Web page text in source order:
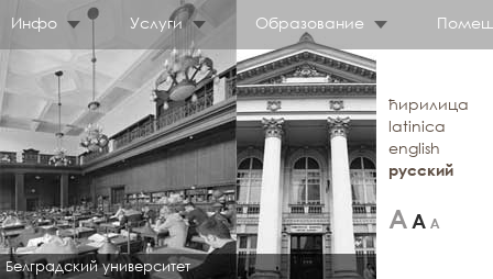
Инфо Услуги Образование
Белградский университет
ћирилица
latinica
english
русский